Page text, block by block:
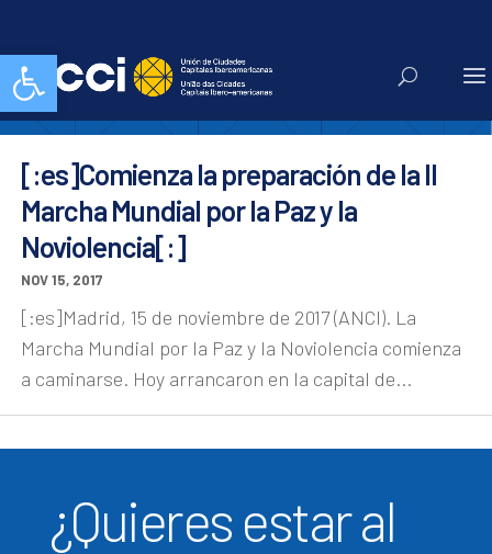
Abrir barra de herramientas
Noviolencia
[:es]Comienza la preparación de la II
Marcha Mundial por la Paz y la
Noviolencia[:]
NOV 15, 2017
[:es]Madrid, 15 de noviembre de 2017 (ANCI). La
Marcha Mundial por la Paz y la Noviolencia comienza
a caminarse. Hoy arrancaron en la capital de...
¿Quieres estar al